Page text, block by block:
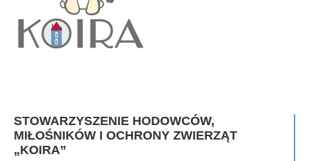
STOWARZYSZENIE HODOWCÓW,
MIŁOŚNIKÓW I OCHRONY ZWIERZĄT
„KOIRA”